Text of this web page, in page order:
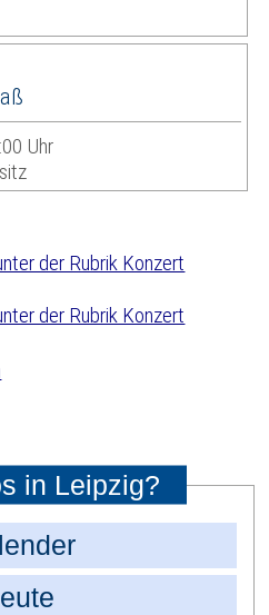
Uhr
in Leipzig?